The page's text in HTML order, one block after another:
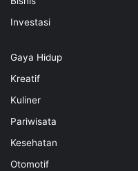
Investasi
Gaya Hidup
Kreatif
Kuliner
Pariwisata
Kesehatan
Otomotif